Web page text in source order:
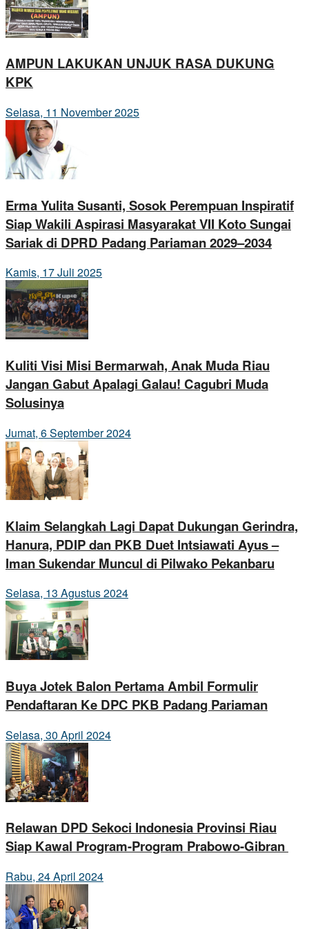
AMPUN LAKUKAN UNJUK RASA DUKUNG
KPK
Selasa, 11 November 2025
Erma Yulita Susanti, Sosok Perempuan Inspiratif
Siap Wakili Aspirasi Masyarakat VII Koto Sungai
Sariak di DPRD Padang Pariaman 2029–2034
Kamis, 17 Juli 2025
Kuliti Visi Misi Bermarwah, Anak Muda Riau
Jangan Gabut Apalagi Galau! Cagubri Muda
Solusinya
Jumat, 6 September 2024
Klaim Selangkah Lagi Dapat Dukungan Gerindra,
Hanura, PDIP dan PKB Duet Intsiawati Ayus –
Iman Sukendar Muncul di Pilwako Pekanbaru
Selasa, 13 Agustus 2024
Buya Jotek Balon Pertama Ambil Formulir
Pendaftaran Ke DPC PKB Padang Pariaman
Selasa, 30 April 2024
Relawan DPD Sekoci Indonesia Provinsi Riau
Siap Kawal Program-Program Prabowo-Gibran
Rabu, 24 April 2024